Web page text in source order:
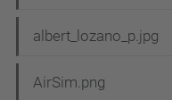
albert_lozano_p.jpg
AirSim.png